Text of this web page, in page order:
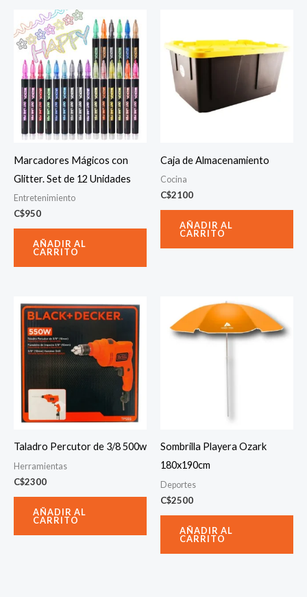
Marcadores Mágicos con
Glitter. Set de 12 Unidades
Entretenimiento
C$950
AÑADIR AL
CARRITO
Caja de Almacenamiento
Cocina
C$2100
AÑADIR AL
CARRITO
Taladro Percutor de 3/8 500w
Herramientas
C$2300
AÑADIR AL
CARRITO
Sombrilla Playera Ozark
180x190cm
Deportes
C$2500
AÑADIR AL
CARRITO